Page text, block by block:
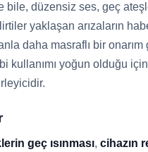
bile, düzensiz ses, geç
yaklaşan arızaların
daha masraflı bir
kullanımı yoğun olduğu
geç ısınması, cihazın